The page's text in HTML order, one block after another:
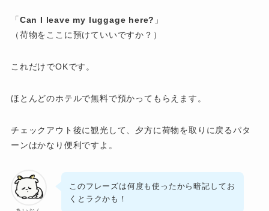
「Can I leave my luggage here? 」
（荷物をここに預けていいですか？）
これだけでOKです。
ほとんどのホテルで無料で預かってもらえます。
チェックアウト後に観光して、夕方に荷物を取りに戻るパタ
ーンはかなり便利ですよ。
このフレーズは何度も使ったから暗記してお
くとラクかも！